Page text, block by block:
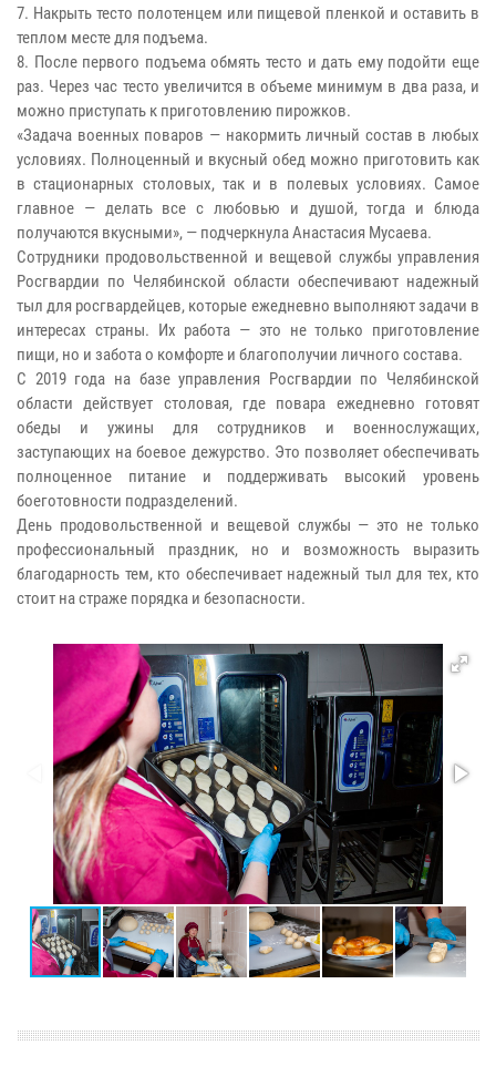
7. Накрыть тесто полотенцем или пищевой пленкой и оставить в
теплом месте для подъема.
8. После первого подъема обмять тесто и дать ему подойти еще
раз. Через час тесто увеличится в объеме минимум в два раза, и
можно приступать к приготовлению пирожков.
«Задача военных поваров — накормить личный состав в любых
условиях. Полноценный и вкусный обед можно приготовить как
в стационарных столовых, так и в полевых условиях. Самое
главное — делать все с любовью и душой, тогда и блюда
получаются вкусными», — подчеркнула Анастасия Мусаева.
Сотрудники продовольственной и вещевой службы управления
Росгвардии по Челябинской области обеспечивают надежный
тыл для росгвардейцев, которые ежедневно выполняют задачи в
интересах страны. Их работа — это не только приготовление
пищи, но и забота о комфорте и благополучии личного состава.
С 2019 года на базе управления Росгвардии по Челябинской
области действует столовая, где повара ежедневно готовят
обеды и ужины для сотрудников и военнослужащих,
заступающих на боевое дежурство. Это позволяет обеспечивать
полноценное питание и поддерживать высокий уровень
боеготовности подразделений.
День продовольственной и вещевой службы — это не только
профессиональный праздник, но и возможность выразить
благодарность тем, кто обеспечивает надежный тыл для тех, кто
стоит на страже порядка и безопасности.